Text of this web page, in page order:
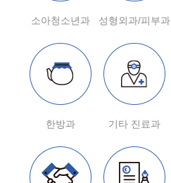
소아청소년과 성형외과/피부과
한방과 기타 진료과